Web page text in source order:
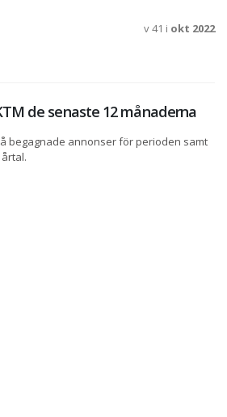
v 41 i okt 2022
de senaste 12 månaderna
begagnade annonser för perioden samt